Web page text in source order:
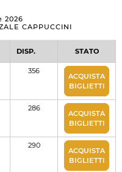
2026
CAPPUCCINI
DISP. STATO
356
ACQUISTA
BIGLIETTI
286
ACQUISTA
BIGLIETTI
290
ACQUISTA
BIGLIETTI